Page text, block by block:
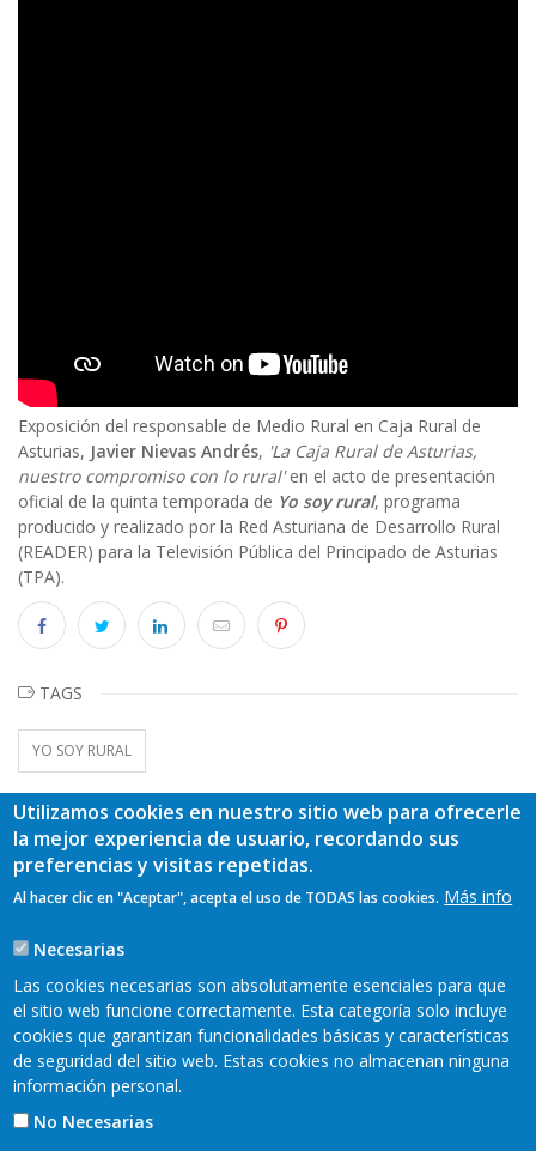
Body
Exposición del responsable de Medio Rural en Caja Rural de
Asturias, Javier Nievas Andrés, 'La Caja Rural de Asturias,
nuestro compromiso con lo rural'en el acto de presentación
oficial de la quinta temporada de Yo soy rural, programa
producido y realizado por la Red Asturiana de Desarrollo Rural
(READER) para la Televisión Pública del Principado de Asturias
(TPA).
TAGS
YO SOY RURAL
Utilizamos cookies en nuestro sitio web para ofrecerle
la mejor experiencia de usuario, recordando sus
preferencias y visitas repetidas.
Al hacer clic en "Aceptar", acepta el uso de TODAS las cookies. Más info
Necesarias
Las cookies necesarias son absolutamente esenciales para que
el sitio web funcione correctamente. Esta categoría solo incluye
cookies que garantizan funcionalidades básicas y características
de seguridad del sitio web. Estas cookies no almacenan ninguna
información personal.
No Necesarias